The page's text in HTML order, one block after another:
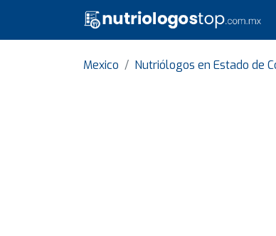
Mexico Nutriólogos en Estado de